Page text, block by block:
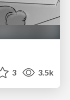
3 3.5k